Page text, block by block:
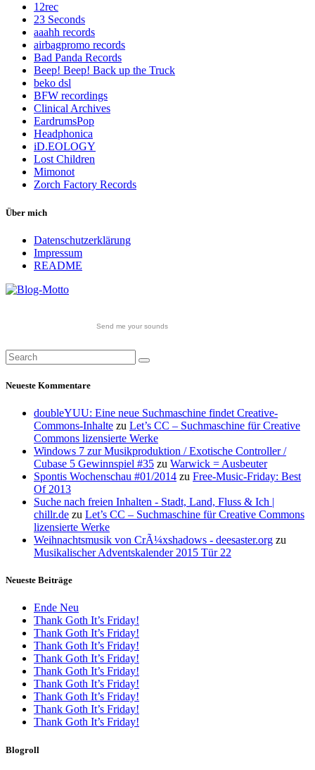
12rec
23 Seconds
aaahh records
airbagpromo records
Bad Panda Records
Beep! Beep! Back up the Truck
beko dsl
BFW recordings
Clinical Archives
EardrumsPop
Headphonica
iD.EOLOGY
Lost Children
Mimonot
Zorch Factory Records
Über mich
Datenschutzerklärung
Impressum
README
Send me your sounds
Neueste Kommentare
doubleYUU: Eine neue Suchmaschine findet Creative-
Commons-Inhalte zu Let’s CC – Suchmaschine für Creative
Commons lizensierte Werke
Windows 7 zur Musikproduktion / Exotische Controller /
Cubase 5 Gewinnspiel #35 zu Warwick = Ausbeuter
Spontis Wochenschau #01/2014 zu Free-Music-Friday: Best
Of 2013
Suche nach freien Inhalten - Stadt, Land, Fluss & Ich |
chillr.de zu Let’s CC – Suchmaschine für Creative Commons
lizensierte Werke
Weihnachtsmusik von CrÃ¼xshadows - deesaster.org zu
Musikalischer Adventskalender 2015 Tür 22
Neueste Beiträge
Ende Neu
Thank Goth It’s Friday!
Thank Goth It’s Friday!
Thank Goth It’s Friday!
Thank Goth It’s Friday!
Thank Goth It’s Friday!
Thank Goth It’s Friday!
Thank Goth It’s Friday!
Thank Goth It’s Friday!
Thank Goth It’s Friday!
Blogroll